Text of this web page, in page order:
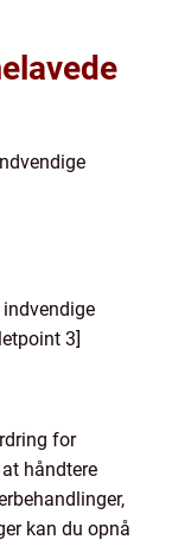
3]
for
håndtere
kan du opnå